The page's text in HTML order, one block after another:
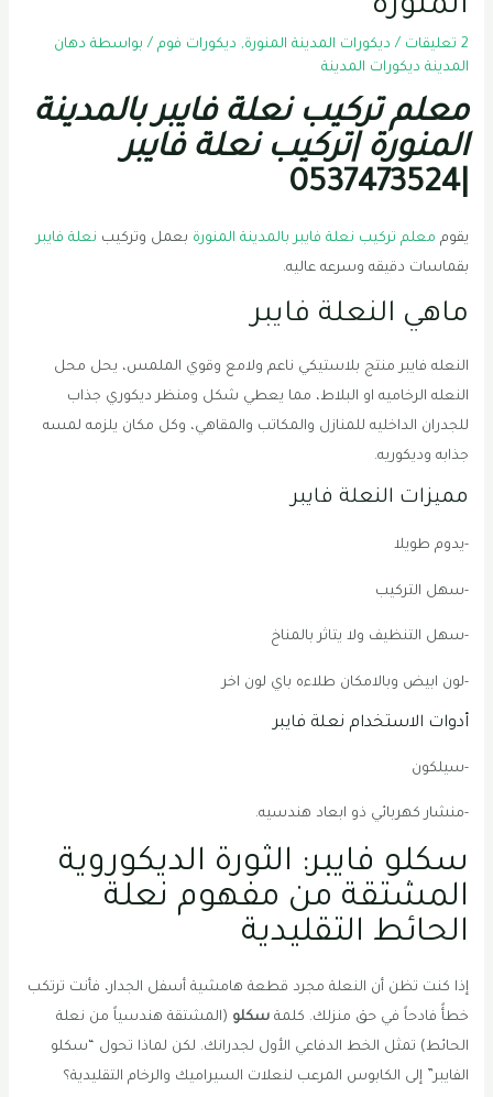
المنورة
2 تعليقات / ديكورات المدينة المنورة, ديكورات فوم / بواسطة دهان
المدينة ديكورات المدينة
معلم تركيب نعلة فايبر بالمدينة
المنورة |تركيب نعلة فايبر
|0537473524
يقوم معلم تركيب نعلة فايبر بالمدينة المنورة بعمل وتركيب نعلة فايبر
بقماسات دقيقه وسرعه عاليه.
ماهي النعلة فايبر
النعله فايبر منتج بلاستيكي ناعم ولامع وقوي الملمس، يحل محل
النعله الرخاميه او البلاط، مما يعطي شكل ومنظر ديكوري جذاب
للجدران الداخليه للمنازل والمكاتب والمقاهي، وكل مكان يلزمه لمسه
جذابه وديكوريه.
مميزات النعلة فايبر
-يدوم طويلا
-سهل التركيب
-سهل التنظيف ولا يتاثر بالمناخ
-لون ابيض وبالامكان طلاءه باي لون اخر
أدوات الاستخدام نعلة فايبر
-سيلكون
-منشار كهربائي ذو ابعاد هندسيه.
سكلو فايبر: الثورة الديكوروية
المشتقة من مفهوم نعلة
الحائط التقليدية
إذا كنت تظن أن النعلة مجرد قطعة هامشية أسفل الجدار، فأنت ترتكب
خطأً فادحاً في حق منزلك. كلمةسكلو (المشتقة هندسياً من نعلة
الحائط) تمثل الخط الدفاعي الأول لجدرانك. لكن لماذا تحول “سكلو
الفايبر” إلى الكابوس المرعب لنعلات السيراميك والرخام التقليدية؟